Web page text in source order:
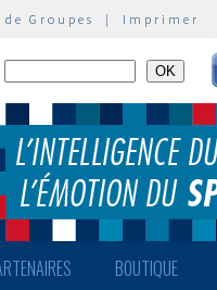
Groupes | Imprimer
BOUTIQUE